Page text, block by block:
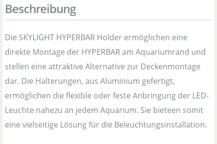
Beschreibung
Die SKYLIGHT HYPERBAR Holder ermöglichen eine
direkte Montage der HYPERBAR am Aquariumrand und
stellen eine attraktive Alternative zur Deckenmontage
dar. Die Halterungen, aus Aluminium gefertigt,
ermöglichen die flexible oder feste Anbringung der LED-
Leuchte nahezu an jedem Aquarium. Sie bieteen somit
eine vielseitige Lösung für die Beleuchtungsinstallation.